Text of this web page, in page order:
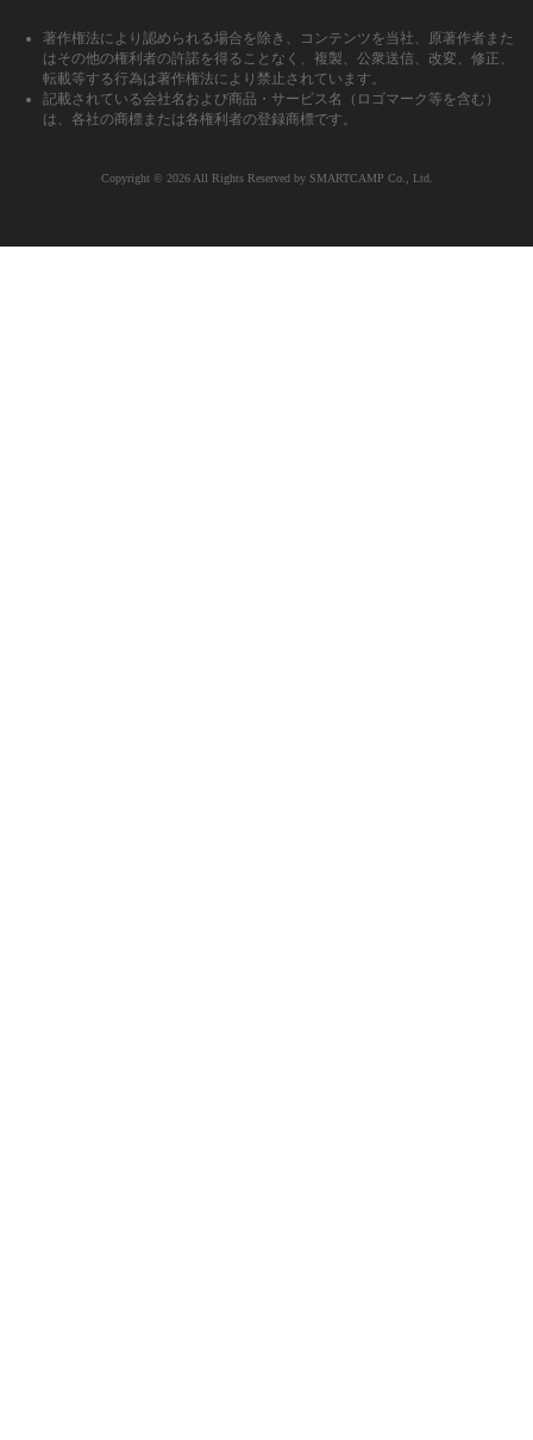
著作権法により認められる場合を除き、コンテンツを当社、原著作者また
はその他の権利者の許諾を得ることなく、複製、公衆送信、改変、修正、
転載等する行為は著作権法により禁止されています。
記載されている会社名および商品・サービス名（ロゴマーク等を含む）
は、各社の商標または各権利者の登録商標です。
Copyright ©︎ 2026 All Rights Reserved by SMARTCAMP Co., Ltd.